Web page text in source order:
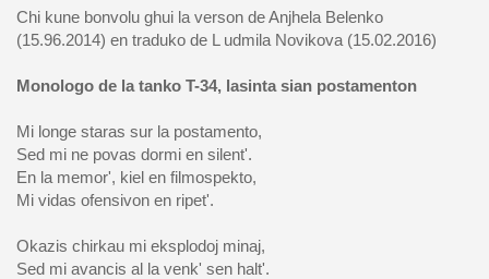
Chi kune bonvolu ghui la verson de Anjhela Belenko
(15.96.2014) en traduko de L udmila Novikova (15.02.2016)
Monologo de la tanko T-34, lasinta sian postamenton
Mi longe staras sur la postamento,
Sed mi ne povas dormi en silent'.
En la memor', kiel en filmospekto,
Mi vidas ofensivon en ripet'.
Okazis chirkau mi eksplodoj minaj,
Sed mi avancis al la venk' sen halt'.